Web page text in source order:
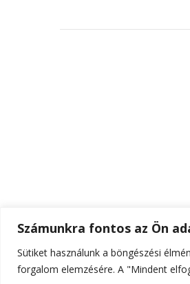
Számunkra fontos az Ön
Sütiket használunk a böngészési
forgalom elemzésére. A "Mindent
© Szerzői jog 2026ELTE